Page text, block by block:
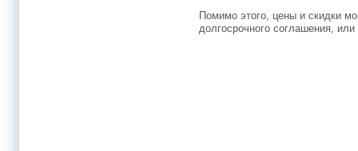
Помимо этого, цены и скидки
долгосрочного соглашения,